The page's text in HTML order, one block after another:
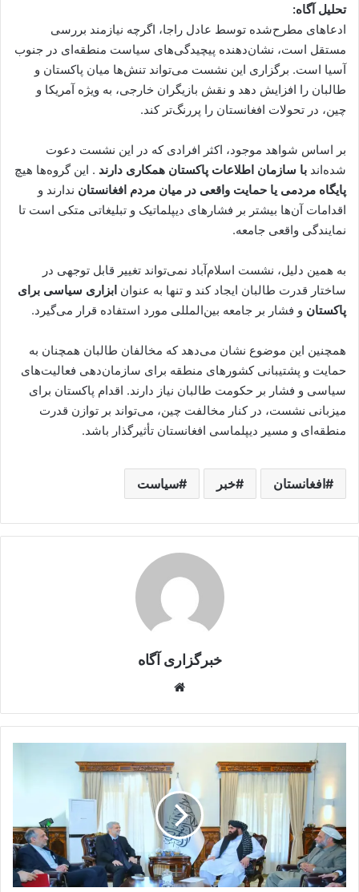
تحلیل آگاه:
ادعاهای مطرح‌شده توسط عادل راجا، اگرچه نیازمند بررسی
مستقل است، نشان‌دهنده پیچیدگی‌های سیاست منطقه‌ای در جنوب
آسیا است. برگزاری این نشست می‌تواند تنش‌ها میان پاکستان و
طالبان را افزایش دهد و نقش بازیگران خارجی، به ویژه آمریکا و
چین، در تحولات افغانستان را پررنگ‌تر کند.
بر اساس شواهد موجود، اکثر افرادی که در این نشست دعوت
شده‌اند با سازمان اطلاعات پاکستان همکاری دارند . این گروه‌ها هیچ
پایگاه مردمی یا حمایت واقعی در میان مردم افغانستان ندارند و
اقدامات آن‌ها بیشتر بر فشارهای دیپلماتیک و تبلیغاتی متکی است تا
نمایندگی واقعی جامعه.
به همین دلیل، نشست اسلام‌آباد نمی‌تواند تغییر قابل توجهی در
ساختار قدرت طالبان ایجاد کند و تنها به عنوان ابزاری سیاسی برای
پاکستان و فشار بر جامعه بین‌المللی مورد استفاده قرار می‌گیرد.
همچنین این موضوع نشان می‌دهد که مخالفان طالبان همچنان به
حمایت و پشتیبانی کشورهای منطقه برای سازمان‌دهی فعالیت‌های
سیاسی و فشار بر حکومت طالبان نیاز دارند. اقدام پاکستان برای
میزبانی نشست، در کنار مخالفت چین، می‌تواند بر توازن قدرت
منطقه‌ای و مسیر دیپلماسی افغانستان تأثیرگذار باشد.
افغانستان خبر سیاست
خبرگزاری آگاه
شهروند
افغان
متهم
به
همکاری
با
بریتانیا